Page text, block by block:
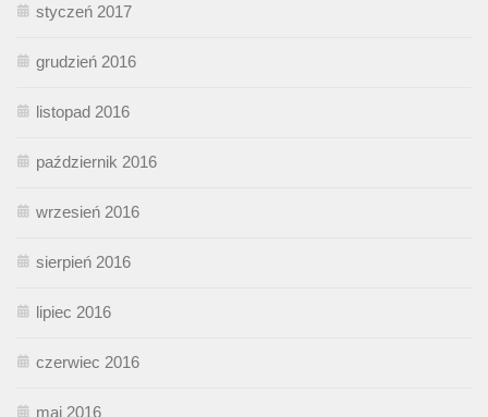
styczeń 2017
grudzień 2016
listopad 2016
październik 2016
wrzesień 2016
sierpień 2016
lipiec 2016
czerwiec 2016
maj 2016